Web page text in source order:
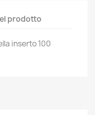
prodotto
inserto 100